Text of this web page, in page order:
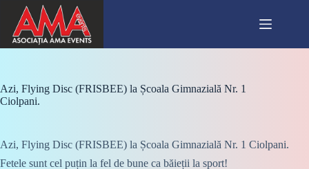
content
Azi, Flying Disc (FRISBEE) la Școala Gimnazială Nr. 1
Ciolpani.
Azi, Flying Disc (FRISBEE) la Școala Gimnazială Nr. 1 Ciolpani.
Fetele sunt cel puțin la fel de bune ca băieții la sport!